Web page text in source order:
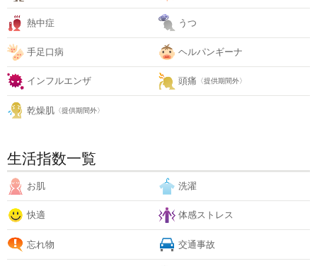
熱中症 うつ
手足口病 ヘルパンギーナ
インフルエンザ 頭痛 〈提供期間外〉
乾燥肌 〈提供期間外〉
生活指数一覧
お肌 洗濯
快適 体感ストレス
忘れ物 交通事故